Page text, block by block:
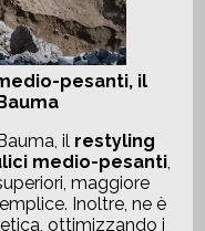
pesanti, il
il restyling
medio-pesanti,
maggiore
Inoltre, ne è
ottimizzando i